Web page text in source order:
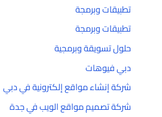
تطبيقات وبرمجة
تطبيقات وبرمجة
حلول تسويقة وبرمجية
دبي فيوهات
شركة إنشاء مواقع إلكترونية في دبي
شركة تصميم مواقع الويب في جدة